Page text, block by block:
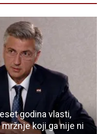
godina vlasti,
koji ga nije ni